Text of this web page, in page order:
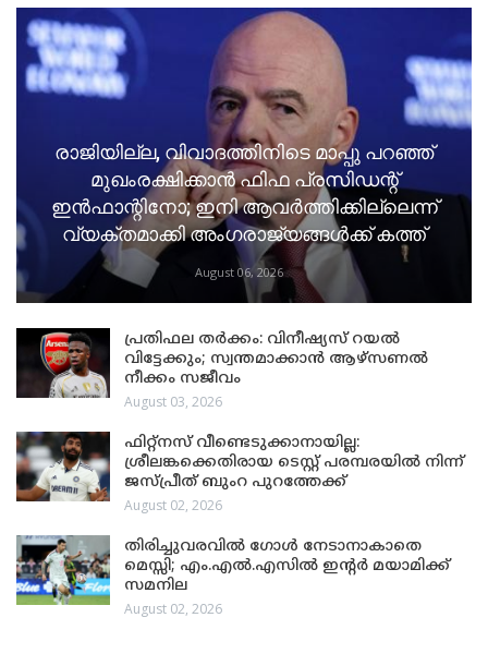
രാജിയില്ല, വിവാദത്തിനിടെ മാപ്പു പറഞ്ഞ്
മുഖംരക്ഷിക്കാൻ ഫിഫ പ്രസിഡന്റ്
ഇൻഫാന്റിനോ; ഇനി ആവർത്തിക്കില്ലെന്ന്
വ്യക്തമാക്കി അംഗരാജ്യങ്ങൾക്ക് കത്ത്
August 06, 2026
പ്രതിഫല തർക്കം: വിനീഷ്യസ് റയൽ
വിട്ടേക്കും; സ്വന്തമാക്കാൻ ആഴ്സണൽ
നീക്കം സജീവം
August 03, 2026
ഫിറ്റ്നസ് വീണ്ടെടുക്കാനായില്ല:
ശ്രീലങ്കക്കെതിരായ ടെസ്റ്റ് പരമ്പരയിൽ നിന്ന്
ജസ്പ്രീത് ബുംറ പുറത്തേക്ക്
August 02, 2026
തിരിച്ചുവരവിൽ ഗോൾ നേടാനാകാതെ
മെസ്സി; എം.എൽ.എസിൽ ഇന്റർ മയാമിക്ക്
സമനില
August 02, 2026